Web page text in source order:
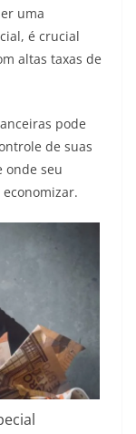
uma
é crucial
altas taxas de
pode
de suas
onde seu